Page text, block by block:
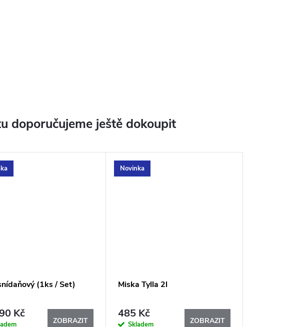
doporučujeme ještě dokoupit
(1ks / Set)
Kč
ZOBRAZIT
Novinka
Miska Tylla 2l
485 Kč
Skladem ZOBRAZIT